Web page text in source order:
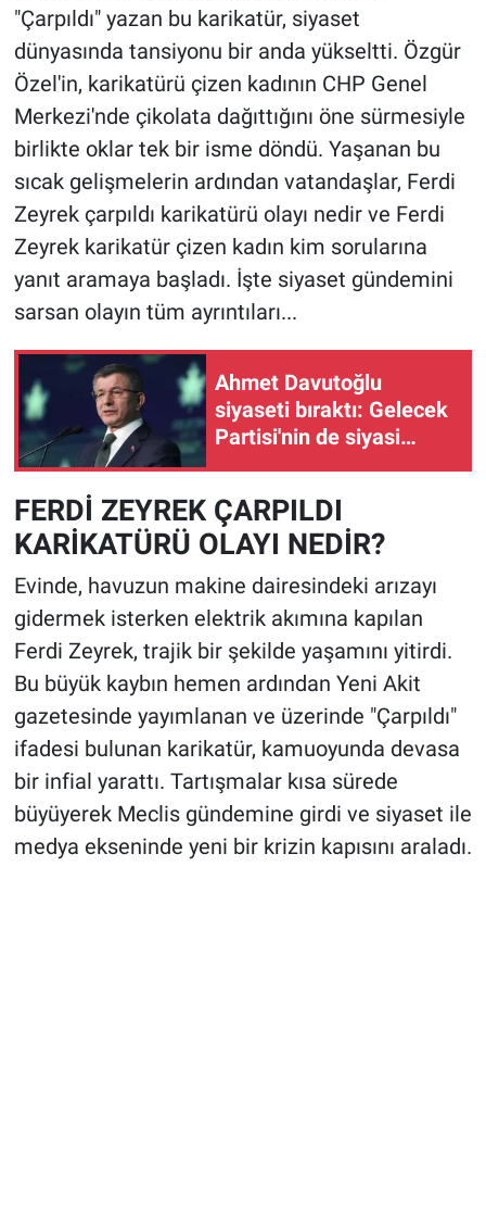
"Çarpıldı" yazan bu karikatür, siyaset
dünyasında tansiyonu bir anda yükseltti. Özgür
Özel'in, karikatürü çizen kadının CHP Genel
Merkezi'nde çikolata dağıttığını öne sürmesiyle
birlikte oklar tek bir isme döndü. Yaşanan bu
sıcak gelişmelerin ardından vatandaşlar, Ferdi
Zeyrek çarpıldı karikatürü olayı nedir ve Ferdi
Zeyrek karikatür çizen kadın kim sorularına
yanıt aramaya başladı. İşte siyaset gündemini
sarsan olayın tüm ayrıntıları...
Ahmet Davutoğlu
siyaseti bıraktı: Gelecek
Partisi'nin de siyasi
FERDİ ZEYREK ÇARPILDI
KARİKATÜRÜ OLAYI NEDİR?
Evinde, havuzun makine dairesindeki arızayı
gidermek isterken elektrik akımına kapılan
Ferdi Zeyrek, trajik bir şekilde yaşamını yitirdi.
Bu büyük kaybın hemen ardından Yeni Akit
gazetesinde yayımlanan ve üzerinde "Çarpıldı"
ifadesi bulunan karikatür, kamuoyunda devasa
bir infial yarattı. Tartışmalar kısa sürede
büyüyerek Meclis gündemine girdi ve siyaset ile
medya ekseninde yeni bir krizin kapısını araladı.